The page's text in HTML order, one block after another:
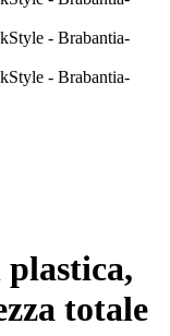
totale